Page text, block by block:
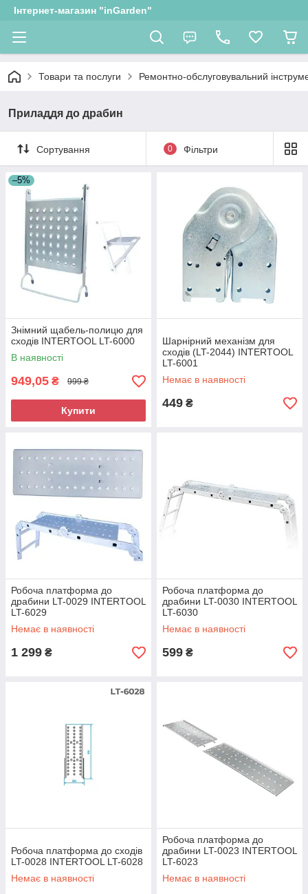
Інтернет-магазин "inGarden"
Товари та послуги Ремонтно-обслуговувальний
Приладдя до драбин
Сортування 0 Фільтри
–5%
Знімний щабель-полицю для
сходів INTERTOOL LT-6000
В наявності
949,05 ₴ 999 ₴
Купити
Шарнірний механізм для
сходів (LT-2044) INTERTOOL
LT-6001
Немає в наявності
449 ₴
Робоча платформа до
драбини LT-0029 INTERTOOL
LT-6029
Немає в наявності
1 299 ₴
Робоча платформа до
драбини LT-0030 INTERTOOL
LT-6030
Немає в наявності
599 ₴
Робоча платформа до сходів
LT-0028 INTERTOOL LT-6028
Немає в наявності
Робоча платформа до
драбини LT-0023 INTERTOOL
LT-6023
Немає в наявності